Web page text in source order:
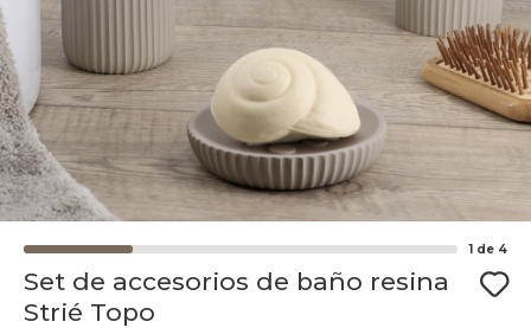
1 de 4
Set de accesorios de baño resina
Strié Topo